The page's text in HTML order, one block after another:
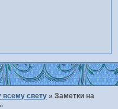
всему свету »Заметки на